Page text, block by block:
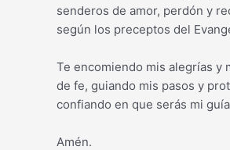
senderos de amor, perdón y
según los preceptos del
Te encomiendo mis alegrías y
de fe, guiando mis pasos y
confiando en que serás mi
Amén.